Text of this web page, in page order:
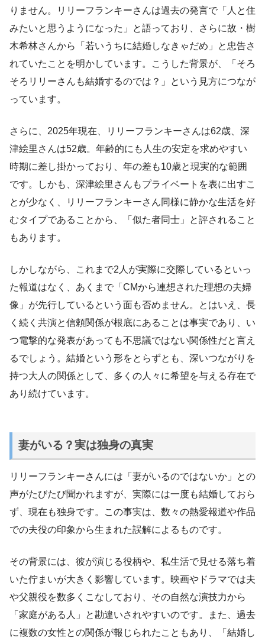
りません。リリーフランキーさんは過去の発言で「人と住
みたいと思うようになった」と語っており、さらに故・樹
木希林さんから「若いうちに結婚しなきゃだめ」と忠告さ
れていたことを明かしています。こうした背景が、「そろ
そろリリーさんも結婚するのでは？」という見方につなが
っています。
さらに、2025年現在、リリーフランキーさんは62歳、深
津絵里さんは52歳。年齢的にも人生の安定を求めやすい
時期に差し掛かっており、年の差も10歳と現実的な範囲
です。しかも、深津絵里さんもプライベートを表に出すこ
とが少なく、リリーフランキーさん同様に静かな生活を好
むタイプであることから、「似た者同士」と評されること
もあります。
しかしながら、これまで2人が実際に交際しているといっ
た報道はなく、あくまで「CMから連想された理想の夫婦
像」が先行しているという面も否めません。とはいえ、長
く続く共演と信頼関係が根底にあることは事実であり、い
つ電撃的な発表があっても不思議ではない関係性だと言え
るでしょう。結婚という形をとらずとも、深いつながりを
持つ大人の関係として、多くの人々に希望を与える存在で
あり続けています。
妻がいる？実は独身の真実
リリーフランキーさんには「妻がいるのではないか」との
声がたびたび聞かれますが、実際には一度も結婚しておら
ず、現在も独身です。この事実は、数々の熱愛報道や作品
での夫役の印象から生まれた誤解によるものです。
その背景には、彼が演じる役柄や、私生活で見せる落ち着
いた佇まいが大きく影響しています。映画やドラマでは夫
や父親役を数多くこなしており、その自然な演技力から
「家庭がある人」と勘違いされやすいのです。また、過去
に複数の女性との関係が報じられたこともあり、「結婚し